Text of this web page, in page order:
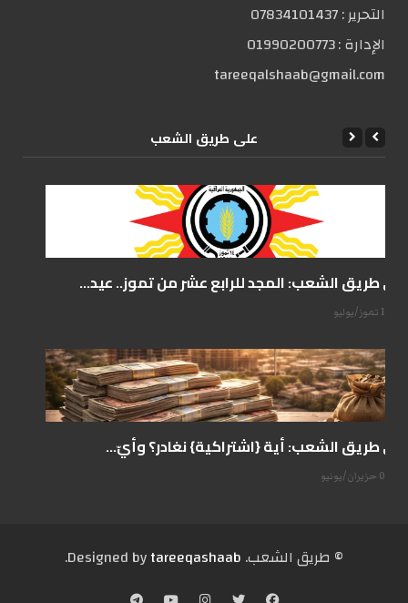
التحریر :07834101437
الإدارة :01990200773
tareeqalshaab@gmail.com
علی طریق الشعب
على طريق الشعب: المجد للرابع عشر من تموز.. عيد...
14 تموز/يوليو
على طريق الشعب: أية {اشتراكية} نغادر؟ وأيّ...
07 حزيران/يونيو
© طریق الشعب. Designed by tareeqashaab
.